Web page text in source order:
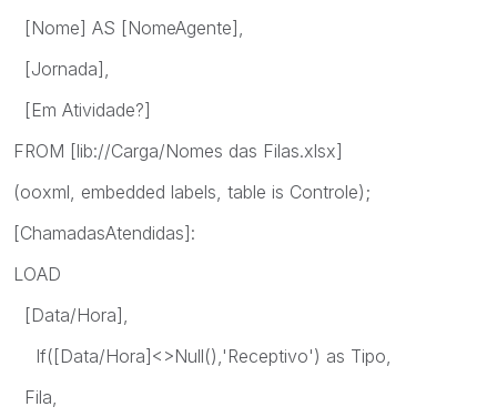
[Nome] AS [NomeAgente],
[Jornada],
[Em Atividade?]
FROM [lib://Carga/Nomes das Filas.xlsx]
(ooxml, embedded labels, table is Controle);
[ChamadasAtendidas]:
LOAD
[Data/Hora],
If([Data/Hora]<>Null(),'Receptivo') as Tipo,
Fila,